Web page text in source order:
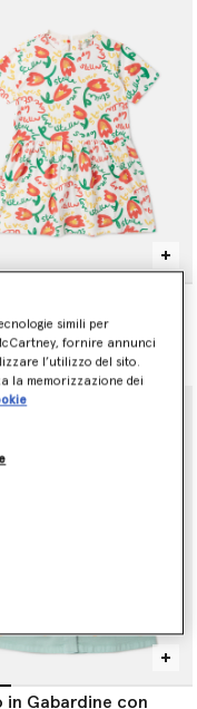
da
a CHF45.00
in Gabardine con
simili per
fornire annunci
l’utilizzo del sito.
la memorizzazione dei